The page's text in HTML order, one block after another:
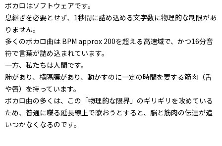
ボカロはソフトウェアです。
息継ぎを必要とせず、1秒間に詰め込める文字数に物理的な制限があ
りません。
多くのボカロ曲は BPM approx 200を超える高速域で、かつ16分音
符で言葉が詰め込まれています。
一方、私たちは人間です。
肺があり、横隔膜があり、動かすのに一定の時間を要する筋肉（舌
や唇）を持っています。
ボカロ曲の多くは、この「物理的な限界」のギリギリを攻めている
ため、普通に喋る延長線上で歌おうとすると、脳と筋肉の伝達が追
いつかなくなるのです。